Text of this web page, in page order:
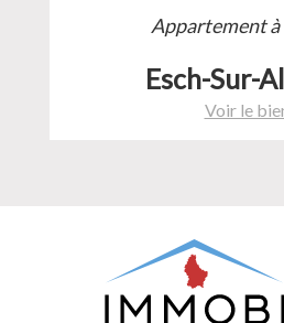
Appartement à
Esch-Sur-
Voir le